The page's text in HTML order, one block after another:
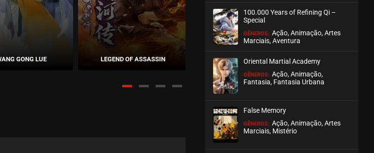
GONG LUE LEGEND OF ASSASSIN THIRTY-SIX CAVALRY QUANZHI FASHI –
100.000 Years of Refining Qi –
Special
GÊNEROS: Ação, Animação, Artes
Marciais, Aventura
Oriental Martial Academy
GÊNEROS: Ação, Animação,
Fantasia, Fantasia Urbana
False Memory
GÊNEROS: Ação, Animação, Artes
Marciais, Mistério